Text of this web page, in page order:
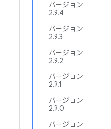
バージョン
2.9.4
バージョン
2.9.3
バージョン
2.9.2
バージョン
2.9.1
バージョン
2.9.0
バージョン